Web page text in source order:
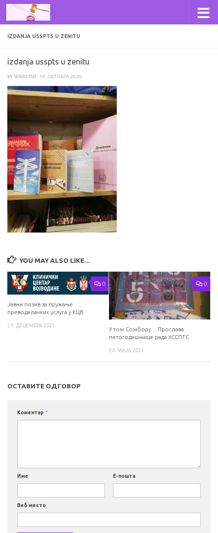
Skip to content
IZDANJA USSPTS U ZENITU
izdanja usspts u zenitu
BYSEKRETAR · 14. ОКТОБРА 2020.
YOU MAY ALSO LIKE...
0
Јавни позив за пружање
преводилачких услуга у КЦВ
23. ДЕЦЕМБРА 2021.
0
У том Сомбору… Прослава
петогодишњице рада УССПТС
20. МАЈА 2021.
ОСТАВИТЕ ОДГОВОР
Коментар *
Име Е-пошта
Веб место